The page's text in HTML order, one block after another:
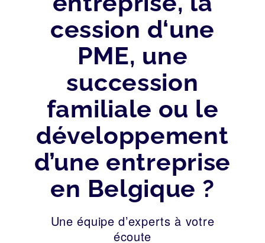
cession d‘une
PME, une
succession
familiale ou le
développement
d’une entreprise
en Belgique ?
Une équipe d’experts à votre
écoute